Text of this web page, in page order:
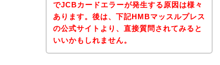
でJCBカードエラーが発生する原因は様々
あります。後は、下記HMBマッスルプレス
の公式サイトより、直接質問されてみると
いいかもしれません。